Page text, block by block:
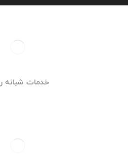
خدمات شبانه